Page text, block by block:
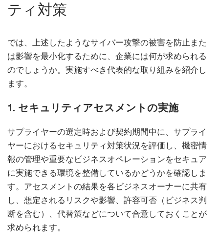
ティ対策
では、上述したようなサイバー攻撃の被害を防止また
は影響を最小化するために、企業には何が求められる
のでしょうか。実施すべき代表的な取り組みを紹介し
ます。
1. セキュリティアセスメントの実施
サプライヤーの選定時および契約期間中に、サプライ
ヤーにおけるセキュリティ対策状況を評価し、機密情
報の管理や重要なビジネスオペレーションをセキュア
に実施できる環境を整備しているかどうかを確認しま
す。アセスメントの結果を各ビジネスオーナーに共有
し、想定されるリスクや影響、許容可否（ビジネス判
断を含む）、代替策などについて合意しておくことが
求められます。